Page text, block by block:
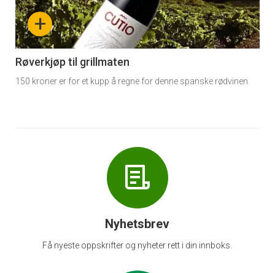
nå
-
6
+
Røverkjøp til grillmaten
150 kroner er for et kupp å regne for denne spanske rødvinen.
Nyhetsbrev
Få nyeste oppskrifter og nyheter rett i din innboks.